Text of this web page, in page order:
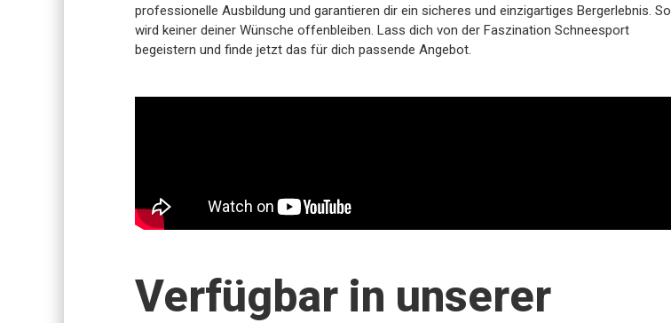
professionelle Ausbildung und garantieren dir ein sicheres und einzigartiges Bergerlebnis. So
wird keiner deiner Wünsche offenbleiben. Lass dich von der Faszination Schneesport
begeistern und finde jetzt das für dich passende Angebot.
Verfügbar in unserer